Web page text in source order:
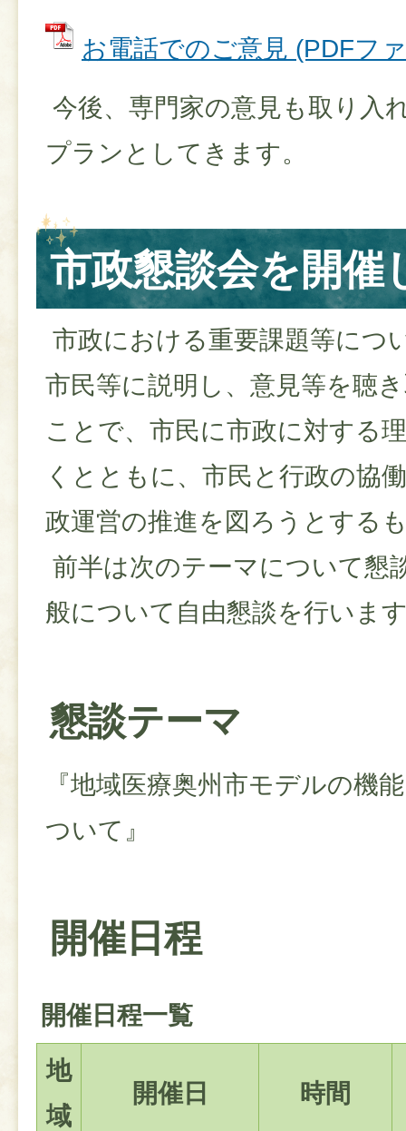
お電話でのご意見 (PDFフ
今後、専門家の意見も取り入
プランとしてきます。
市政懇談会を開催
市政における重要課題等につ
市民等に説明し、意見等を聴
ことで、市民に市政に対する
くとともに、市民と行政の協
政運営の推進を図ろうとする
前半は次のテーマについて懇
般について自由懇談を行いま
懇談テーマ
『地域医療奥州市モデルの機
ついて』
開催日程
開催日程一覧
地
域
開催日 時間